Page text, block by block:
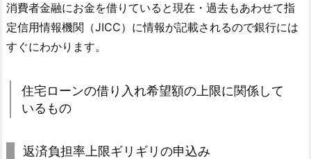
消費者金融にお金を借りていると現在・過去もあわせて指
定信用情報機関（JICC）に情報が記載されるので銀行には
すぐにわかります。
住宅ローンの借り入れ希望額の上限に関係して
いるもの
返済負担率上限ギリギリの申込み